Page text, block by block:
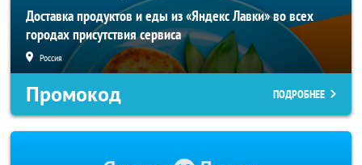
Доставка продуктов и еды из «Яндекс Лавки» во всех
городах присутствия сервиса
Россия
Промокод ПОДРОБНЕЕ